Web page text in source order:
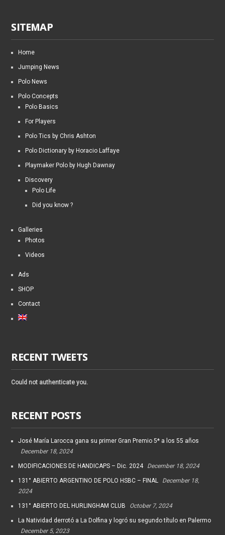
SITEMAP
Home
Jumping News
Polo News
Polo Concepts
Polo Basics
For Players
Polo Tics by Chris Ashton
Polo Dictionary by Horacio Laffaye
Playmaker Polo by Hugh Dawnay
Discovery
Polo Life
Did you know ?
Galleries
Photos
Videos
Ads
SHOP
Contact
RECENT TWEETS
Could not authenticate you.
RECENT POSTS
José María Larocca gana su primer Gran Premio 5* a los 55 años
December 18, 2024
MODIFICACIONES DE HANDICAPS – Dic. 2024 December 18, 2024
131° ABIERTO ARGENTINO DE POLO HSBC – FINAL
December 18,
2024
131° ABIERTO DEL HURLINGHAM CLUB October 7, 2024
La Natividad derrotó a La Dolfina y logró su segundo título en Palermo
December 5, 2023